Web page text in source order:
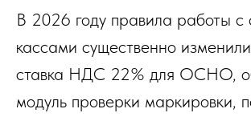
В 2026 году правила работы с
кассами существенно
ставка НДС 22% для ОСНО,
модуль проверки маркировки,